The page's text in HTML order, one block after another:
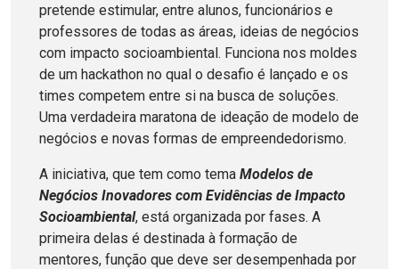
pretende estimular, entre alunos, funcionários e
professores de todas as áreas, ideias de negócios
com impacto socioambiental. Funciona nos moldes
de um hackathon no qual o desafio é lançado e os
times competem entre si na busca de soluções.
Uma verdadeira maratona de ideação de modelo de
negócios e novas formas de empreendedorismo.
A iniciativa, que tem como tema Modelos de
Negócios Inovadores com Evidências de Impacto
Socioambiental, está organizada por fases. A
primeira delas é destinada à formação de
mentores, função que deve ser desempenhada por